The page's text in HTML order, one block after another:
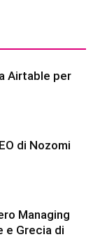
Airtable per
di Nozomi
Managing
e Grecia di